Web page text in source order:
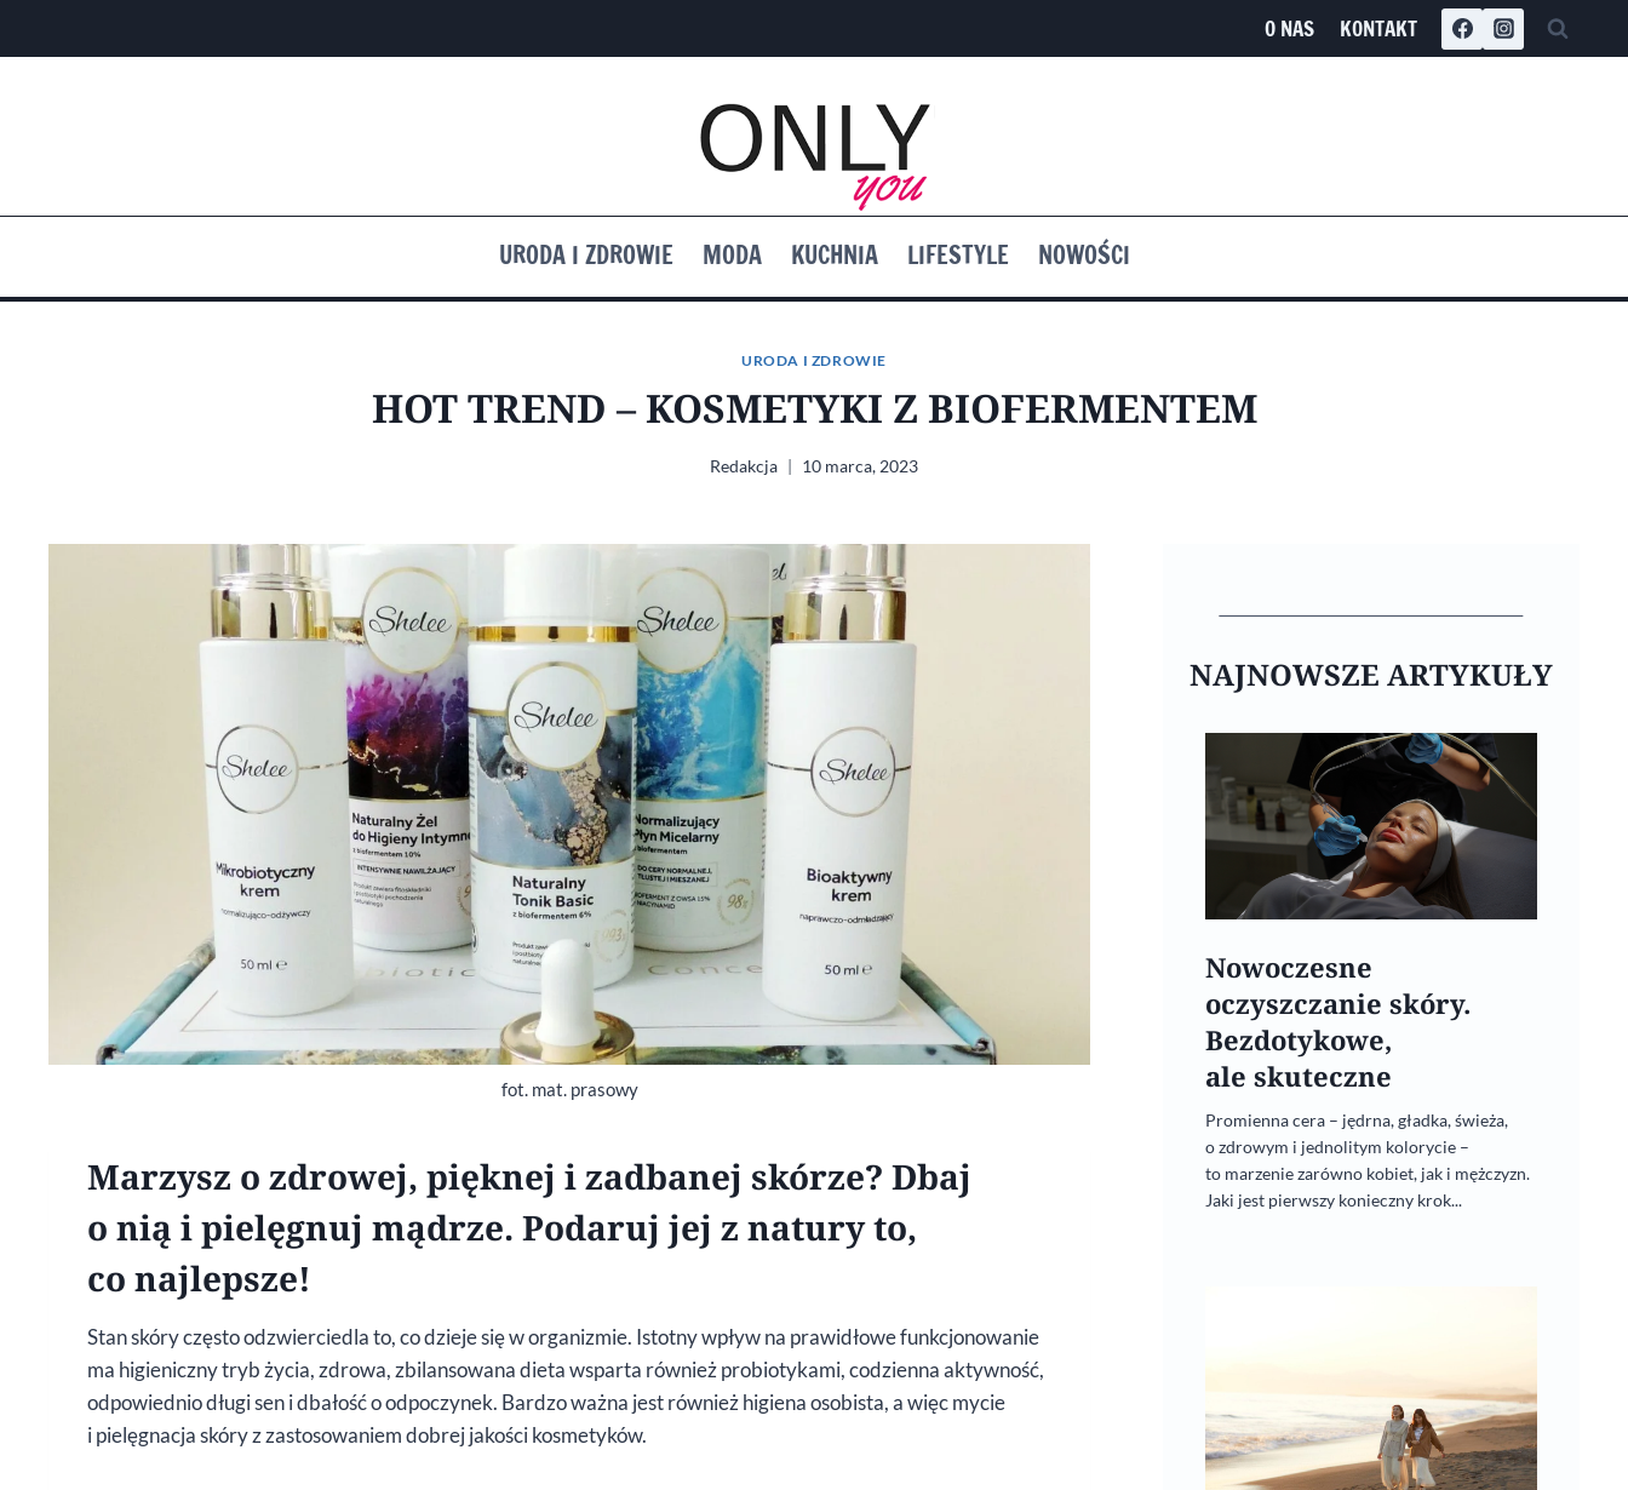
O NAS KONTAKT
URODA I ZDROWIE MODA KUCHNIA LIFESTYLE NOWOŚCI
URODA I ZDROWIE
HOT TREND – KOSMETYKI Z BIOFERMENTEM
Redakcja 10 marca, 2023
fot. mat. prasowy
Marzysz o zdrowej, pięknej i zadbanej skórze? Dbaj
o nią i pielęgnuj mądrze. Podaruj jej z natury to,
co najlepsze!
Stan skóry często odzwierciedla to, co dzieje się w organizmie. Istotny wpływ na prawidłowe funkcjonowanie
ma higieniczny tryb życia, zdrowa, zbilansowana dieta wsparta również probiotykami, codzienna aktywność,
odpowiednio długi sen i dbałość o odpoczynek. Bardzo ważna jest również higiena osobista, a więc mycie
i pielęgnacja skóry z zastosowaniem dobrej jakości kosmetyków.
NAJNOWSZE ARTYKUŁY
Nowoczesne
oczyszczanie skóry.
Bezdotykowe,
ale skuteczne
Promienna cera – jędrna, gładka, świeża,
o zdrowym i jednolitym kolorycie –
to marzenie zarówno kobiet, jak i mężczyzn.
Jaki jest pierwszy konieczny krok...